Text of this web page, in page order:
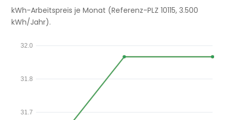
kWh-Arbeitspreis je Monat (Referenz-PLZ 10115, 3.500
kWh/Jahr).